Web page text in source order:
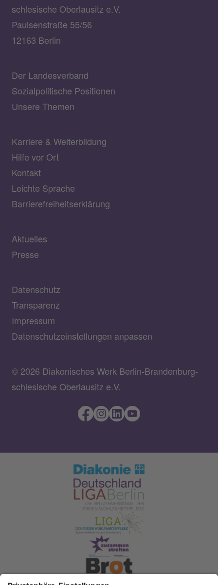
schlesische Oberlausitz e.V.
Paulsenstraße 55/56
12163 Berlin
Der Landesverband
Sozialpolitische Positionen
Unsere Themen
Karriere & Weiterbildung
Hilfe vor Ort
Kontakt
Leichte Sprache
Barrierefreiheitserklärung
Aktuelles
Presse
Datenschutz
Transparenz
Impressum
Datenschutzeinstellungen anpassen
© 2026 Diakonisches Werk Berlin-Brandenburg-
schlesische Oberlausitz e.V.